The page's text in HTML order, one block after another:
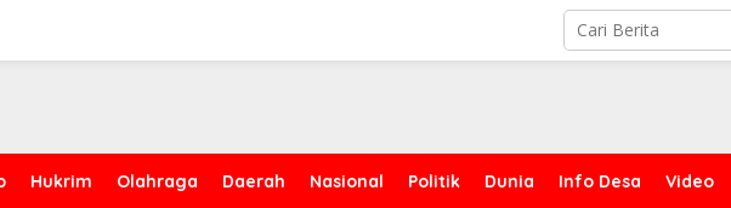
Hukrim Olahraga Daerah Nasional Politik Dunia Info Desa Video